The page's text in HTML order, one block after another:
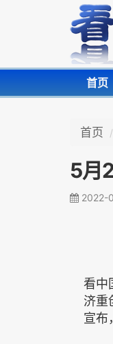
首页
首页
5月
2022-
看中
济重
宣布